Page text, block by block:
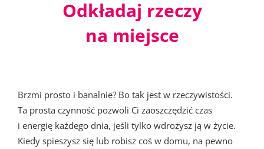
Odkładaj rzeczy
na miejsce
Brzmi prosto i banalnie? Bo tak jest w rzeczywistości.
Ta prosta czynność pozwoli Ci zaoszczędzić czas
i energię każdego dnia, jeśli tylko wdrożysz ją w życie.
Kiedy spieszysz się lub robisz coś w domu, na pewno